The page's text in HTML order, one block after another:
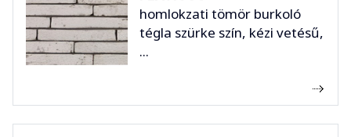
homlokzati tömör burkoló
tégla szürke szín, kézi vetésű,
...